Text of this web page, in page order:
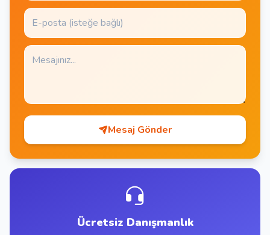
Mesaj Gönder
Ücretsiz Danışmanlık